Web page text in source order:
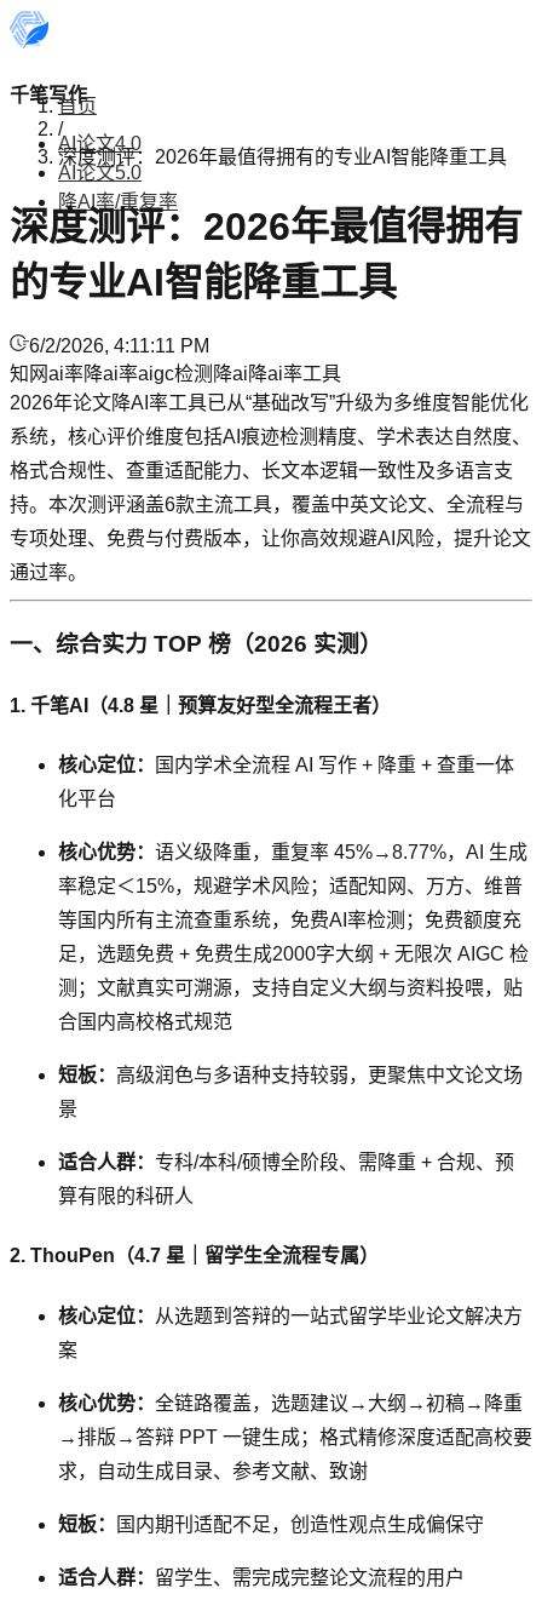
千笔写作
AI论文4.0
AI论文5.0
降AI率/重复率
首页
/
深度测评：2026年最值得拥有的专业AI智能降重工具
深度测评：2026年最值得拥有
的专业AI智能降重工具
6/2/2026, 4:11:11 PM
知网ai率降ai率aigc检测 降ai 降ai率工具
2026年论文降AI率工具已从“基础改写”升级为多维度智能优化
系统，核心评价维度包括AI痕迹检测精度、学术表达自然度、
格式合规性、查重适配能力、长文本逻辑一致性及多语言支
持。本次测评涵盖6款主流工具，覆盖中英文论文、全流程与
专项处理、免费与付费版本，让你高效规避AI风险，提升论文
通过率。
一、综合实力 TOP 榜（2026 实测）
1. 千笔AI（4.8 星｜预算友好型全流程王者）
核心定位：
国内学术全流程 AI 写作 + 降重 + 查重一体
化平台
核心优势： 语义级降重，重复率 45%→8.77%，AI 生成
率稳定＜15%，规避学术风险；适配知网、万方、维普
等国内所有主流查重系统，免费AI率检测；免费额度充
足，选题免费 + 免费生成2000字大纲 + 无限次 AIGC 检
测；文献真实可溯源，支持自定义大纲与资料投喂，贴
合国内高校格式规范
短板： 高级润色与多语种支持较弱，更聚焦中文论文场
景
适合人群： 专科/本科/硕博全阶段、需降重 + 合规、预
算有限的科研人
2. ThouPen（4.7 星｜留学生全流程专属）
核心定位：
从选题到答辩的一站式留学毕业论文解决方
案
核心优势： 全链路覆盖，选题建议→大纲→初稿→降重
→排版→答辩 PPT 一键生成；格式精修深度适配高校要
求，自动生成目录、参考文献、致谢
短板： 国内期刊适配不足，创造性观点生成偏保守
适合人群： 留学生、需完成完整论文流程的用户